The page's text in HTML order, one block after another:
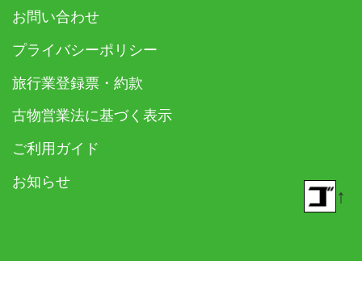
お問い合わせ
プライバシーポリシー
旅行業登録票・約款
古物営業法に基づく表示
ご利用ガイド
お知らせ
↑